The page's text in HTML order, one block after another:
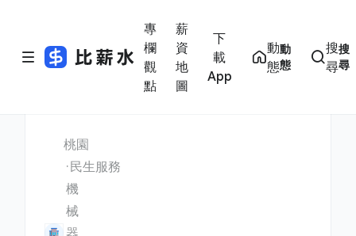
專
欄
觀
點
薪
資
地
圖
下
載
App
動
態
動
態
搜
尋
搜
尋
桃園
民生服務
機
械
器